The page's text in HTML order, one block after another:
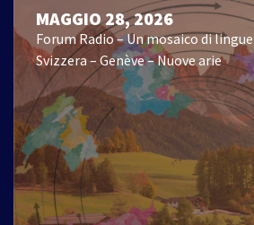
MAGGIO 28, 2026
Forum Radio – Un mosaico di
Svizzera – Genève – Nuove arie